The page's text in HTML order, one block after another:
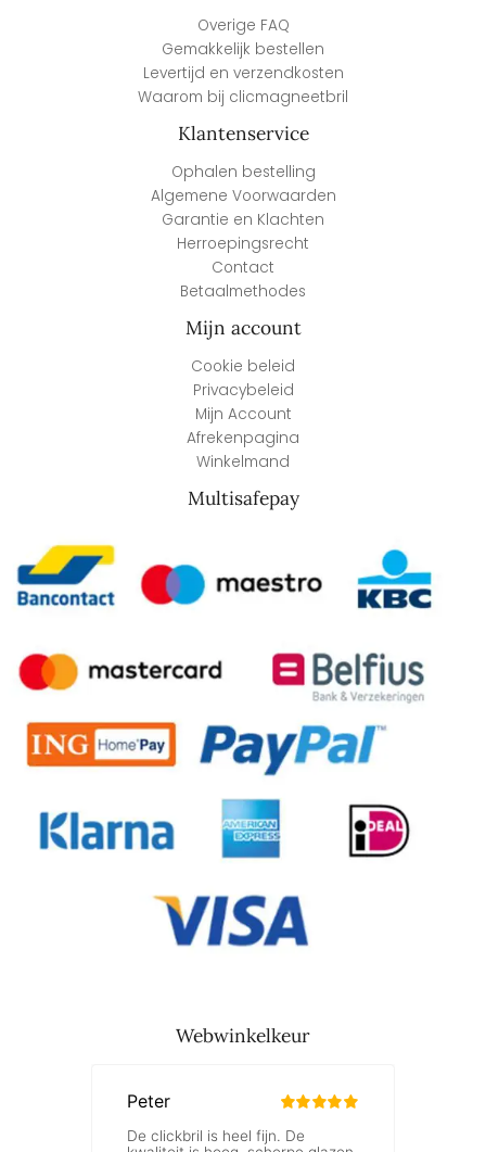
Overige FAQ
Gemakkelijk bestellen
Levertijd en verzendkosten
Waarom bij clicmagneetbril
Klantenservice
Ophalen bestelling
Algemene Voorwaarden
Garantie en Klachten
Herroepingsrecht
Contact
Betaalmethodes
Mijn account
Cookie beleid
Privacybeleid
Mijn Account
Afrekenpagina
Winkelmand
Multisafepay
Webwinkelkeur